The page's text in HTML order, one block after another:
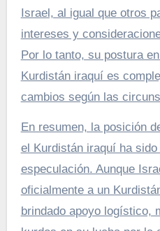
Israel, al igual que otros
intereses y
Por lo tanto, su postura
Kurdistán iraquí es
cambios según las
En resumen, la posición
el Kurdistán iraquí ha
especulación. Aunque
oficialmente a un
brindado apoyo logístico,